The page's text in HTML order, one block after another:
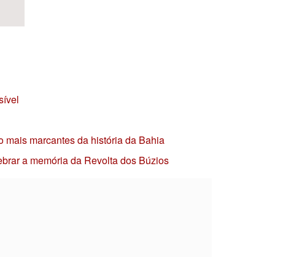
mais marcantes da história da Bahia
a memória da Revolta dos Búzios